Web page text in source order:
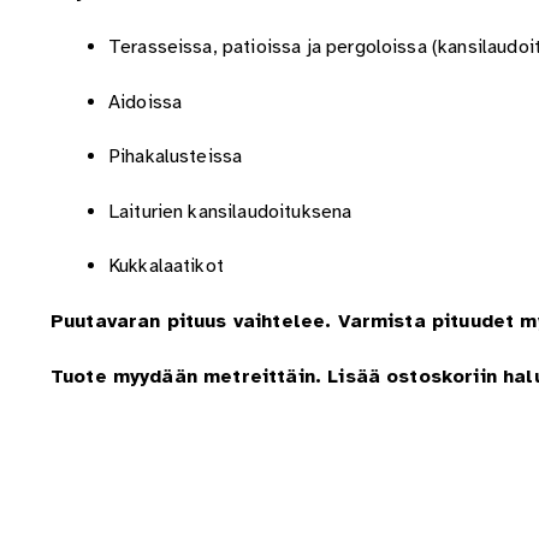
Terasseissa, patioissa ja pergoloissa
Aidoissa
Pihakalusteissa
Laiturien kansilaudoituksena
Kukkalaatikot
Puutavaran pituus vaihtelee. Varmista pituudet
Tuote myydään metreittäin. Lisää ostoskoriin